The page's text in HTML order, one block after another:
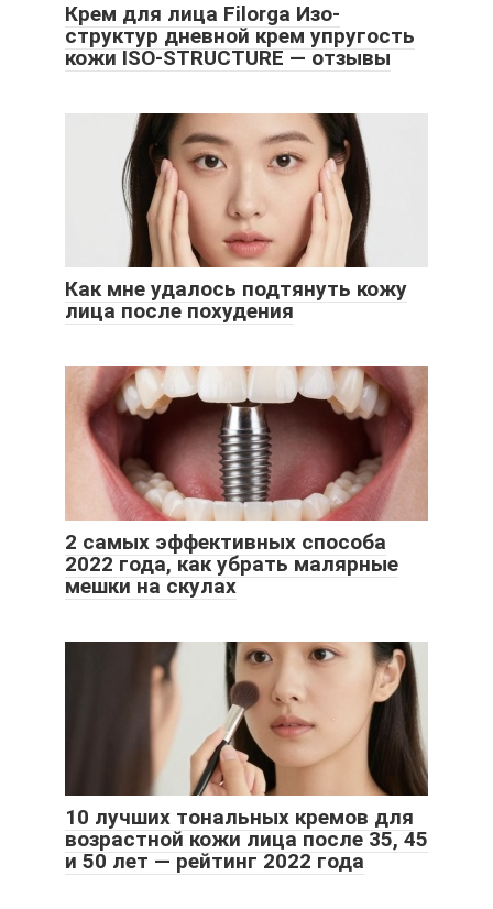
Крем для лица Filorga Изо-
структур дневной крем упругость
кожи ISO-STRUCTURE — отзывы
Как мне удалось подтянуть кожу
лица после похудения
2 самых эффективных способа
2022 года, как убрать малярные
мешки на скулах
10 лучших тональных кремов для
возрастной кожи лица после 35, 45
и 50 лет — рейтинг 2022 года